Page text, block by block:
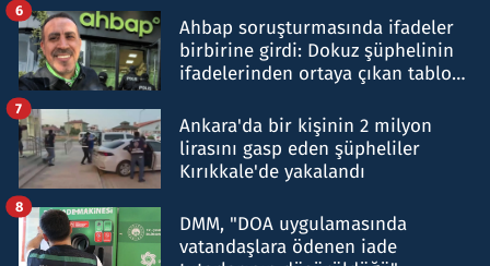
Ahbap soruşturmasında ifadeler
birbirine girdi: Dokuz şüphelinin
ifadelerinden ortaya çıkan tablo
6
Ankara'da bir kişinin 2 milyon
lirasını gasp eden şüpheliler
Kırıkkale'de yakalandı
7
DMM, "DOA uygulamasında
vatandaşlara ödenen iade
8